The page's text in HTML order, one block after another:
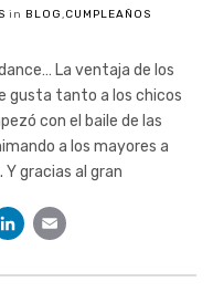
in BLOG,CUMPLEAÑOS
La ventaja de los
gusta tanto a los chicos
con el baile de las
a los mayores a
gracias al gran
LinkedIn